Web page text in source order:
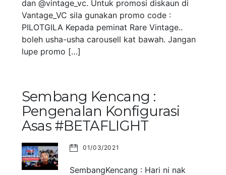
dan @vintage_vc. Untuk promosi diskaun di
Vantage_VC sila gunakan promo code :
PILOTGILA Kepada peminat Rare Vintage..
boleh usha-usha carousell kat bawah. Jangan
lupe promo […]
Sembang Kencang :
Pengenalan Konfigurasi
Asas #BETAFLIGHT
01/03/2021
SembangKencang : Hari ni nak